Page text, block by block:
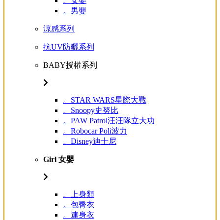
。男嬰
涼感系列
抗UV防曬系列
BABY授權系列
。STAR WARS星際大戰
。Snoopy史努比
。PAW Patrol汪汪隊立大功
。Robocar Poli波力
。Disney迪士尼
Girl 女嬰
。上身類
。包臀衣
。連身衣